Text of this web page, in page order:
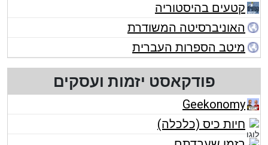
קטעים בהיסטוריה
האוניברסיטה המשודרת
מיטב הספרות העברית
פודקאסט יזמות ועסקים
Geekonomy
חיות כיס (כלכלה)